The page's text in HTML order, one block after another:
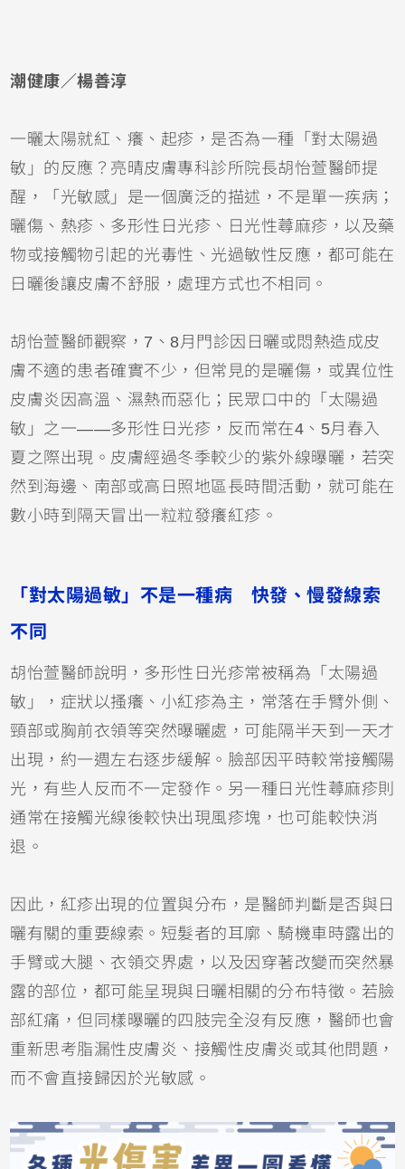
潮健康／楊善淳
一曬太陽就紅、癢、起疹，是否為一種「對太陽過
敏」的反應？亮晴皮膚專科診所院長胡怡萱醫師提
醒，「光敏感」是一個廣泛的描述，不是單一疾病；
曬傷 、熱疹、多形性日光疹、日光性蕁麻疹 ，以及藥
物或接觸物引起的光毒性、光過敏性反應，都可能在
日曬後讓皮膚不舒服，處理方式也不相同。
胡怡萱醫師觀察，7、8月門診因日曬或悶熱造成皮
膚不適的患者確實不少，但常見的是曬傷，或異位性
皮膚炎 因高溫、濕熱而惡化；民眾口中的「太陽過
敏」之一——多形性日光疹，反而常在4、5月春入
夏之際出現。皮膚經過冬季較少的紫外線曝曬，若突
然到海邊、南部或高日照地區長時間活動，就可能在
數小時到隔天冒出一粒粒發癢紅疹。
「對太陽過敏」不是一種病 快發、慢發線索
不同
胡怡萱醫師說明，多形性日光疹常被稱為「太陽過
敏」，症狀以搔癢、小紅疹為主，常落在手臂外側、
頸部或胸前衣領等突然曝曬處，可能隔半天到一天才
出現，約一週左右逐步緩解。臉部因平時較常接觸陽
光，有些人反而不一定發作。另一種日光性蕁麻疹則
通常在接觸光線後較快出現風疹塊，也可能較快消
退。
因此，紅疹出現的位置與分布，是醫師判斷是否與日
曬有關的重要線索。短髮者的耳廓、騎機車時露出的
手臂或大腿、衣領交界處，以及因穿著改變而突然暴
露的部位，都可能呈現與日曬相關的分布特徵。若臉
部紅痛，但同樣曝曬的四肢完全沒有反應，醫師也會
重新思考脂漏性皮膚炎、 接觸性皮膚炎 或其他問題，
而不會直接歸因於光敏感。